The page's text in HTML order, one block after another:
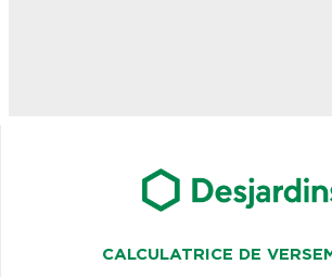
CALCULATRICE DE